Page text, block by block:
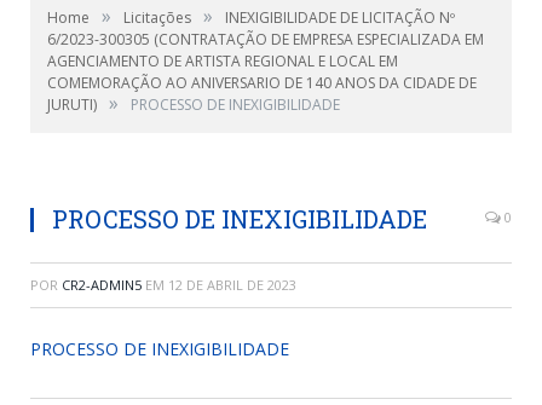
Home » Licitações »
INEXIGIBILIDADE DE LICITAÇÃO Nº
6/2023-300305 (CONTRATAÇÃO DE EMPRESA ESPECIALIZADA EM
AGENCIAMENTO DE ARTISTA REGIONAL E LOCAL EM
COMEMORAÇÃO AO ANIVERSARIO DE 140 ANOS DA CIDADE DE
JURUTI) » PROCESSO DE INEXIGIBILIDADE
PROCESSO DE INEXIGIBILIDADE 0
POR CR2-ADMIN5 EM 12 DE ABRIL DE 2023
PROCESSO DE INEXIGIBILIDADE